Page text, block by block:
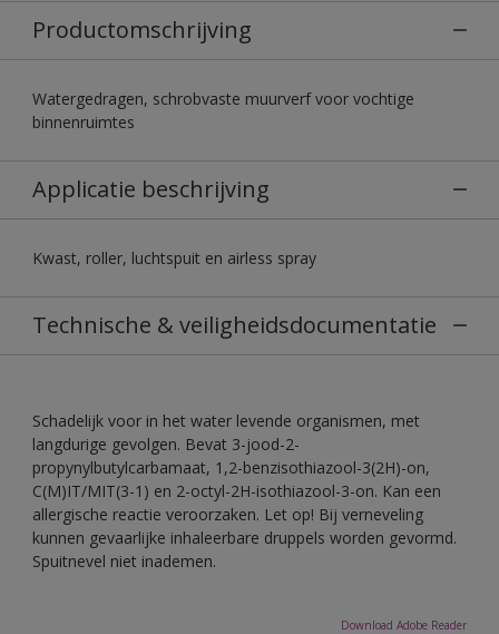
Productomschrijving
Watergedragen, schrobvaste muurverf voor vochtige
binnenruimtes
Applicatie beschrijving
Kwast, roller, luchtspuit en airless spray
Technische & veiligheidsdocumentatie
Schadelijk voor in het water levende organismen, met
langdurige gevolgen. Bevat 3-jood-2-
propynylbutylcarbamaat, 1,2-benzisothiazool-3(2H)-on,
C(M)IT/MIT(3-1) en 2-octyl-2H-isothiazool-3-on. Kan een
allergische reactie veroorzaken. Let op! Bij verneveling
kunnen gevaarlijke inhaleerbare druppels worden gevormd.
Spuitnevel niet inademen.
Download Adobe Reader